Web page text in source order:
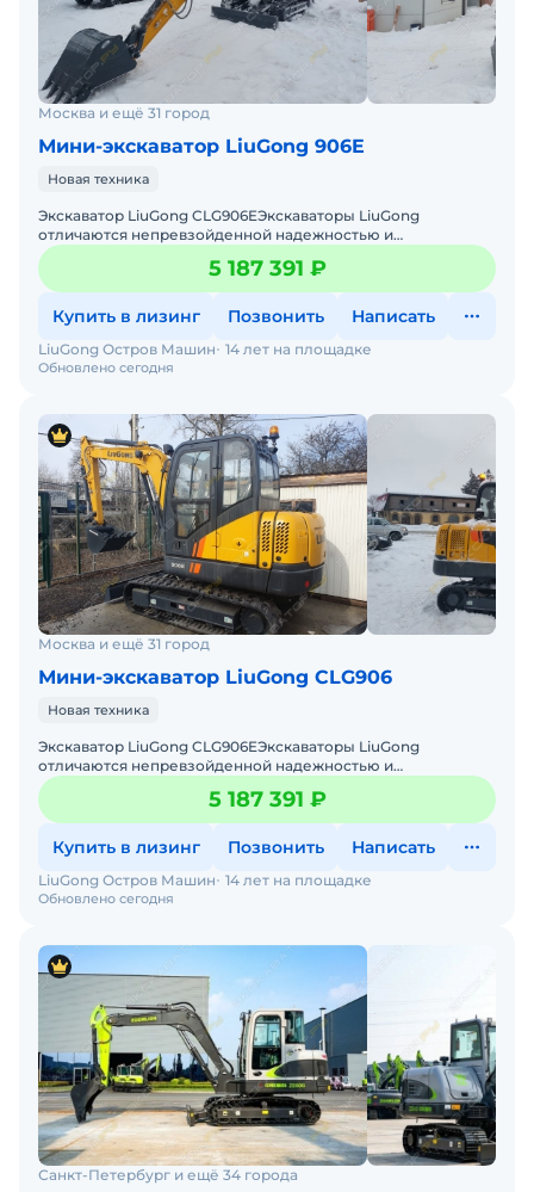
Москва и ещё 31 город
Мини-экскаватор LiuGong 906E
Новая техника
Экскаватор LiuGong CLG906EЭкскаваторы LiuGong
отличаются непревзойденной надежностью и
долговечностью. Это мощные, качественные машины при
производстве которых5 187 391 ₽
Купить в лизинг Позвонить Написать
Обновлено сегодня
LiuGong Остров Машин 14 лет на площадке
Москва и ещё 31 город
Мини-экскаватор LiuGong CLG906
Новая техника
Экскаватор LiuGong CLG906EЭкскаваторы LiuGong
отличаются непревзойденной надежностью и
долговечностью. Это мощные, качественные машины при
производстве которых5 187 391 ₽
Купить в лизинг Позвонить Написать
Обновлено сегодня
LiuGong Остров Машин 14 лет на площадке
Санкт-Петербург и ещё 34 города